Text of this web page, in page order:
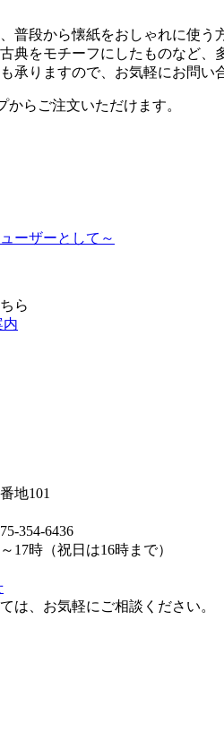
普段から懐紙をおしゃれに使う
典をモチーフにしたものなど、
承りますので、お気軽にお問い
らご注文いただけます。
ーザーとして～
ら
内
地101
354-6436
17時（祝日は16時まで）
は、お気軽にご相談ください。